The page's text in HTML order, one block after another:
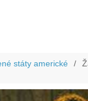
státy americké /